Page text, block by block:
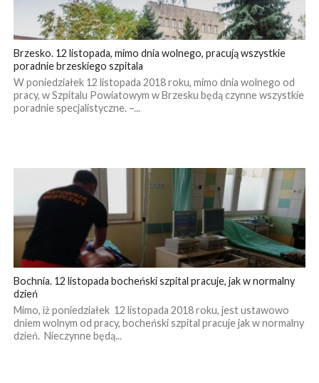
Brzesko. 12 listopada, mimo dnia wolnego, pracują wszystkie
poradnie brzeskiego szpitala
W poniedziałek 12 listopada 2018 roku, mimo dnia wolnego od
pracy, w Szpitalu Powiatowym w Brzesku będą czynne wszystkie
poradnie specjalistyczne. –...
Bochnia. 12 listopada bocheński szpital pracuje, jak w normalny
dzień
Mimo, iż poniedziałek 12 listopada 2018 roku, jest ustawowo
dniem wolnym od pracy, bocheński szpital pracuje jak w normalny
dzień. Nieczynne będą...